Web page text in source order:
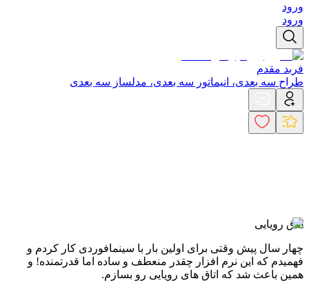
ورود
ورود
فربد مقدم
طراح سه بعدی، انیماتور سه بعدی، مدلساز سه بعدی
اتاق رویایی
چهار سال پیش وقتی برای اولین بار با سینمافوردی کار کردم و
فهمیدم که این نرم افزار چقدر منعطف و ساده اما قدرتمنده! و
همین باعث شد که اتاق های رویایی رو بسازم.